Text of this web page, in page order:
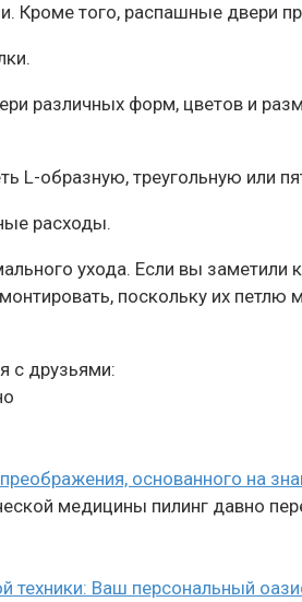
Кроме того, распашные двери
различных форм, цветов и
L-образную, треугольную или
расходы.
ухода. Если вы
поскольку их петлю
с друзьями:
основанного на
медицины пилинг давно
техники: Ваш персональный